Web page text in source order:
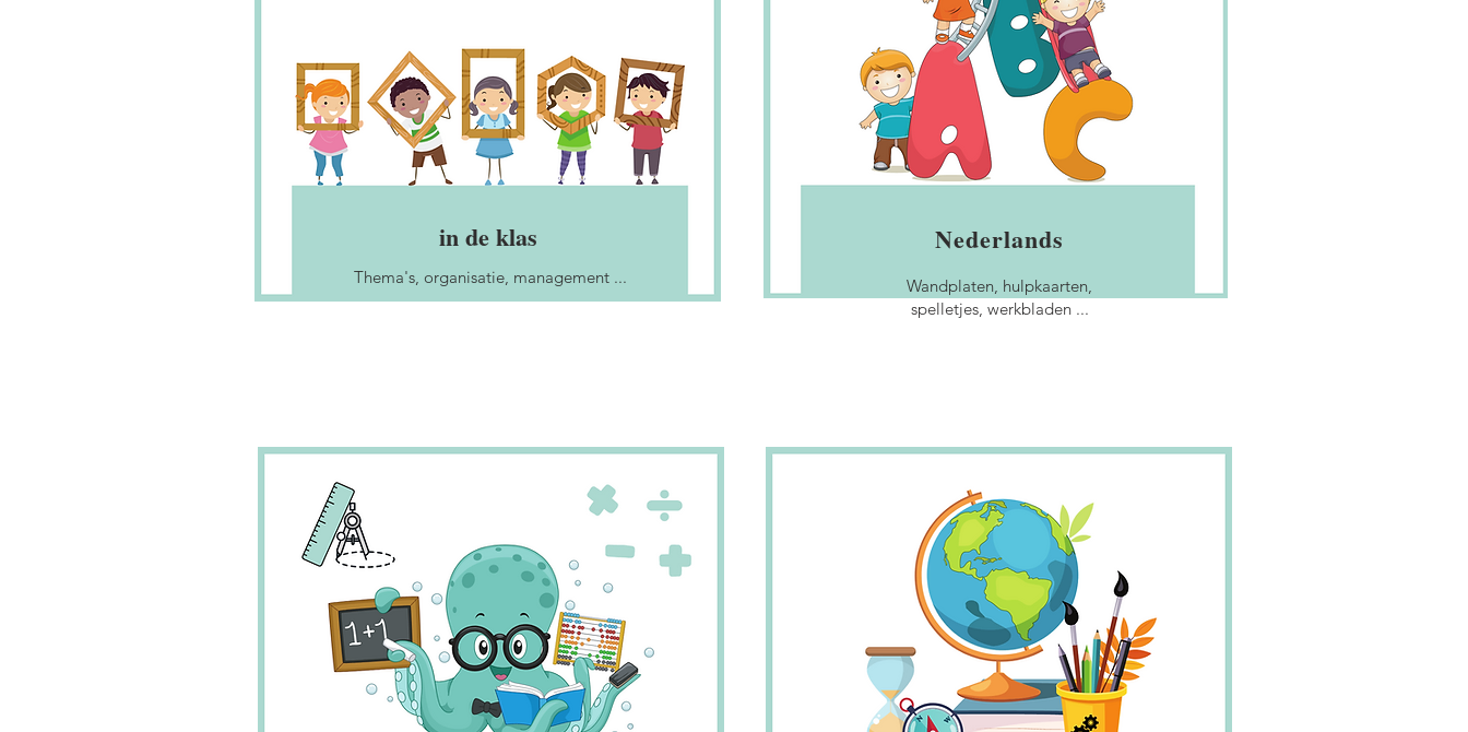
Thema's, organisatie, management ...
in de klas Nederlands
Wandplaten, hulpkaarten,
spelletjes, werkbladen ...